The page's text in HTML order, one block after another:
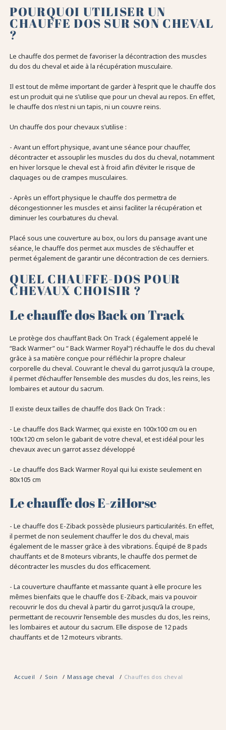
POURQUOI UTILISER UN
CHAUFFE DOS SUR SON CHEVAL
?
Le chauffe dos permet de favoriser la décontraction des muscles
du dos du cheval et aide à la récupération musculaire.
Il est tout de même important de garder à l’esprit que le chauffe dos
est un produit qui ne s’utilise que pour un cheval au repos. En effet,
le chauffe dos n’est ni un tapis, ni un couvre reins.
Un chauffe dos pour chevaux s’utilise :
- Avant un effort physique, avant une séance pour chauffer,
décontracter et assouplir les muscles du dos du cheval, notamment
en hiver lorsque le cheval est à froid afin d’éviter le risque de
claquages ou de crampes musculaires.
- Après un effort physique le chauffe dos permettra de
décongestionner les muscles et ainsi faciliter la récupération et
diminuer les courbatures du cheval.
Placé sous une couverture au box, ou lors du pansage avant une
séance, le chauffe dos permet aux muscles de s’échauffer et
permet également de garantir une décontraction de ces derniers.
QUEL CHAUFFE-DOS POUR
CHEVAUX CHOISIR ?
Le chauffe dos Back on Track
Le protège dos chauffant Back On Track ( également appelé le
“Back Warmer” ou “ Back Warmer Royal“) réchauffe le dos du cheval
grâce à sa matière conçue pour réfléchir la propre chaleur
corporelle du cheval. Couvrant le cheval du garrot jusqu’à la croupe,
il permet d’échauffer l’ensemble des muscles du dos, les reins, les
lombaires et autour du sacrum.
Il existe deux tailles de chauffe dos Back On Track :
- Le chauffe dos Back Warmer, qui existe en 100x100 cm ou en
100x120 cm selon le gabarit de votre cheval, et est idéal pour les
chevaux avec un garrot assez développé
- Le chauffe dos Back Warmer Royal qui lui existe seulement en
80x105 cm
Le chauffe dos E-ziHorse
- Le chauffe dos E-Ziback possède plusieurs particularités. En effet,
il permet de non seulement chauffer le dos du cheval, mais
également de le masser grâce à des vibrations. Équipé de 8 pads
chauffants et de 8 moteurs vibrants, le chauffe dos permet de
décontracter les muscles du dos efficacement.
- La couverture chauffante et massante quant à elle procure les
mêmes bienfaits que le chauffe dos E-Ziback, mais va pouvoir
recouvrir le dos du cheval à partir du garrot jusqu’à la croupe,
permettant de recouvrir l’ensemble des muscles du dos, les reins,
les lombaires et autour du sacrum. Elle dispose de 12 pads
chauffants et de 12 moteurs vibrants.
Accueil Soin Massage cheval Chauffes dos cheval